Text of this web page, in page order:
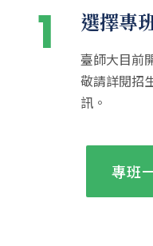
1 選擇專
臺師大目前
敬請詳閱招
訊。
專班